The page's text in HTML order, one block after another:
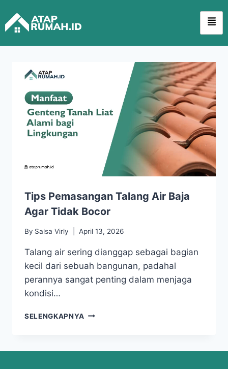
Tips Pemasangan Talang Air Baja
Agar Tidak Bocor
By Salsa Virly April 13, 2026
Talang air sering dianggap sebagai bagian
kecil dari sebuah bangunan, padahal
perannya sangat penting dalam menjaga
kondisi…
SELENGKAPNYA